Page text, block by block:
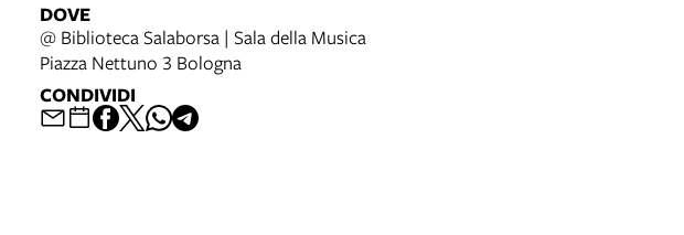
DOVE
@ Biblioteca Salaborsa | Sala della Musica
Piazza Nettuno 3 Bologna
CONDIVIDI